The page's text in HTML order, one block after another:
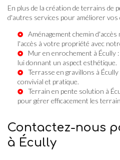
En plus de la création de terrains de
d'autres services pour améliorer vos
Aménagement chemin d'accès
l'accès à votre propriété avec
Mur en enrochement à Écully
lui donnant un aspect esthétique.
Terrasse en gravillons à Écully
convivial et pratique.
Terrain en pente solution à
pour gérer efficacement les
Contactez-nous
à Écully